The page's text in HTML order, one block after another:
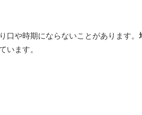
や時期にならないことがあります。
ます。